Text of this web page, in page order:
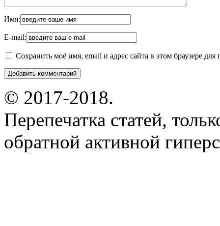
Имя:
E-mail:
Сохранить моё имя, email и адрес сайта в этом браузере
© 2017-2018.
Перепечатка статей,
обратной активной